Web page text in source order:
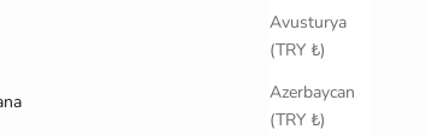
Avusturya
(TRY ₺)
Azerbaycan
(TRY ₺)